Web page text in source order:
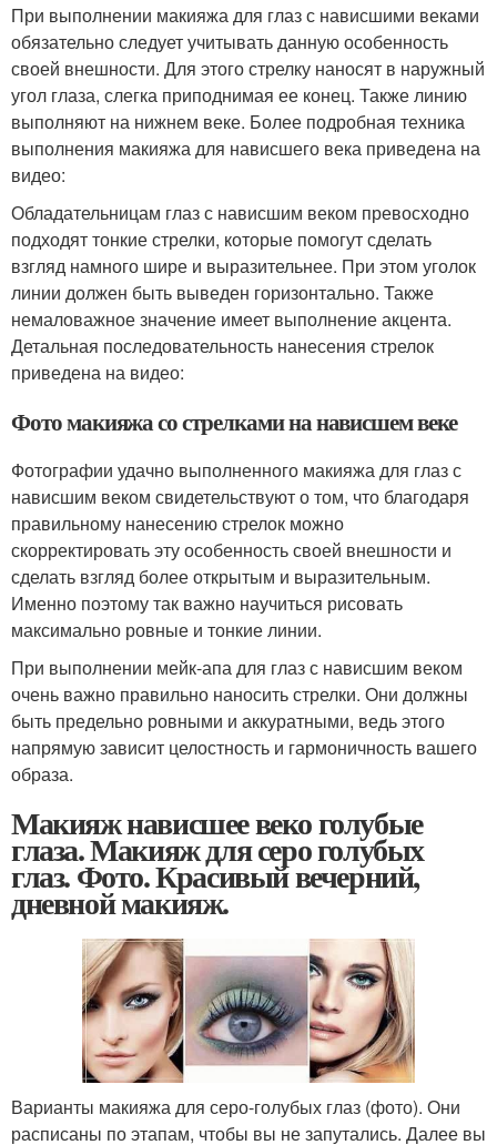
При выполнении макияжа для глаз с нависшими веками
обязательно следует учитывать данную особенность
своей внешности. Для этого стрелку наносят в наружный
угол глаза, слегка приподнимая ее конец. Также линию
выполняют на нижнем веке. Более подробная техника
выполнения макияжа для нависшего века приведена на
видео:
Обладательницам глаз с нависшим веком превосходно
подходят тонкие стрелки, которые помогут сделать
взгляд намного шире и выразительнее. При этом уголок
линии должен быть выведен горизонтально. Также
немаловажное значение имеет выполнение акцента.
Детальная последовательность нанесения стрелок
приведена на видео:
Фото макияжа со стрелками на нависшем веке
Фотографии удачно выполненного макияжа для глаз с
нависшим веком свидетельствуют о том, что благодаря
правильному нанесению стрелок можно
скорректировать эту особенность своей внешности и
сделать взгляд более открытым и выразительным.
Именно поэтому так важно научиться рисовать
максимально ровные и тонкие линии.
При выполнении мейк-апа для глаз с нависшим веком
очень важно правильно наносить стрелки. Они должны
быть предельно ровными и аккуратными, ведь этого
напрямую зависит целостность и гармоничность вашего
образа.
Макияж нависшее веко голубые
глаза. Макияж для серо голубых
глаз. Фото. Красивый вечерний,
дневной макияж.
Варианты макияжа для серо-голубых глаз (фото). Они
расписаны по этапам, чтобы вы не запутались. Далее вы